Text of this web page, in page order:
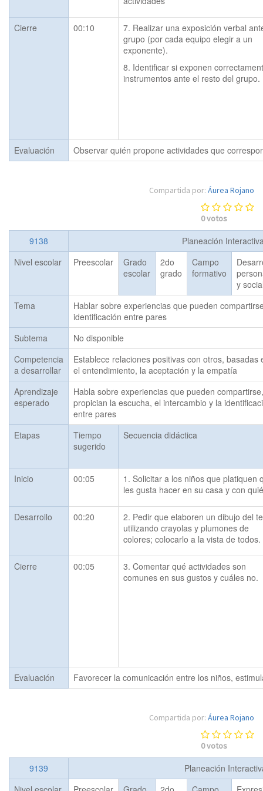
Cierre 00:10
7. Realizar una exposición verbal
grupo (por cada equipo elegir a un
exponente).
8. Identificar si exponen
instrumentos ante el resto del grupo.
Evaluación Observar quién propone actividades que
Compartida por: Áurea Rojano
0votos
9138
Planeación
Nivel escolar
Preescolar
Grado
escolar
2do
grado
Campo
formativo
y
Tema
Hablar sobre experiencias que pueden
identificación entre pares
Subtema
No disponible
Competencia
a desarrollar
Establece relaciones positivas con otros, basadas
el entendimiento, la aceptación y la empatía
Aprendizaje
esperado
Habla sobre experiencias que pueden
propician la escucha, el intercambio y la
entre pares
Etapas
Tiempo
sugerido
Secuencia didáctica
Inicio 00:05
1. Solicitar a los niños que platiquen
les gusta hacer en su casa y con
Desarrollo 00:20
2. Pedir que elaboren un dibujo del
utilizando crayolas y plumones de
colores; colocarlo a la vista de todos.
Cierre 00:05
3. Comentar qué actividades son
comunes en sus gustos y cuáles no.
Evaluación Favorecer la comunicación entre los niños,
Compartida por: Áurea Rojano
0votos
9139
Planeación